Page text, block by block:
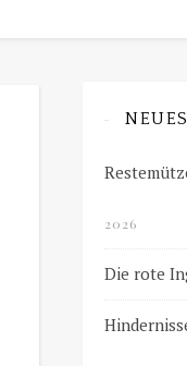
2026
Die rote